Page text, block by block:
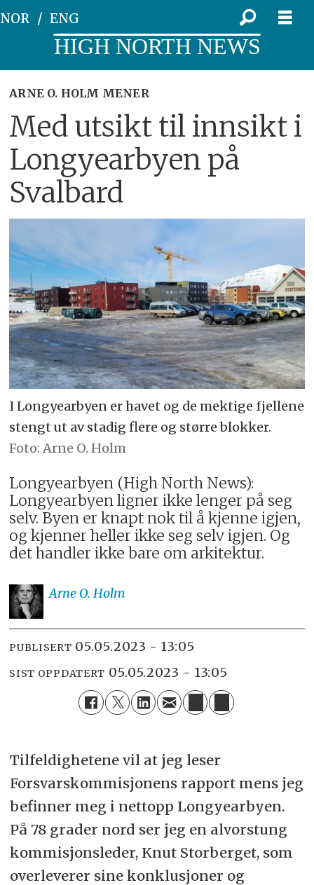
NOR ENG
HIGH NORTH NEWS
ARNE O. HOLM MENER
Med utsikt til innsikt i
Longyearbyen på
Svalbard
I Longyearbyen er havet og de mektige fjellene
stengt ut av stadig flere og større blokker.
Arne O. Holm
Longyearbyen (High North News):
Longyearbyen ligner ikke lenger på seg
selv. Byen er knapt nok til å kjenne igjen,
og kjenner heller ikke seg selv igjen. Og
det handler ikke bare om arkitektur.
Arne O. Holm
PUBLISERT 05.05.2023 - 13:05
SIST OPPDATERT 05.05.2023 - 13:05
Tilfeldighetene vil at jeg leser
Forsvarskommisjonens rapport mens jeg
befinner meg i nettopp Longyearbyen.
På 78 grader nord ser jeg en alvorstung
kommisjonsleder, Knut Storberget, som
overleverer sine konklusjoner og